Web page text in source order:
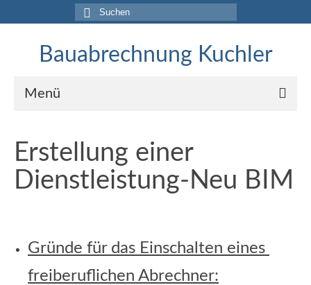
Suche
nach:
Bauabrechnung Kuchler
Menü
Dienstleistung
Referenzen
Aufmasse für Gerichtsgutachten
Rohbauabrechnungen
Erstellung einer
Dienstleistung-Neu BIM
Gründe für das Einschalten eines
freiberuflichen Abrechner: